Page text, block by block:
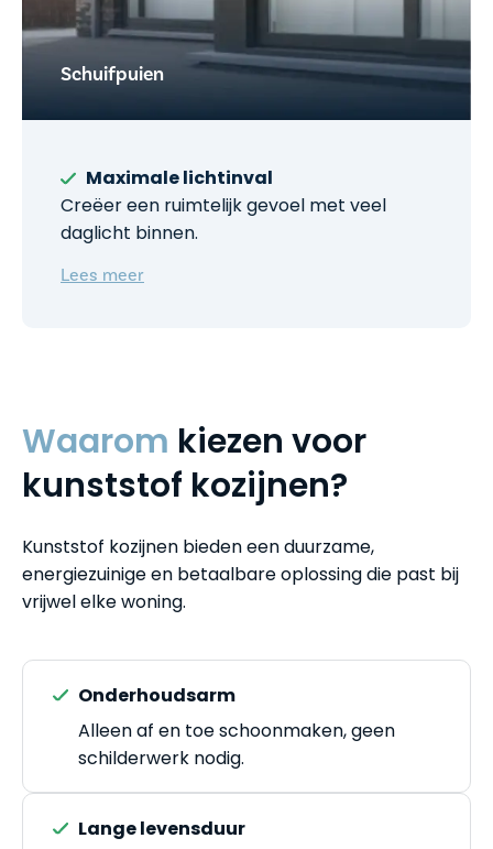
Schuifpuien
Maximale lichtinval
Creëer een ruimtelijk gevoel met veel
daglicht binnen.
Lees meer
Waarom kiezen voor
kunststof kozijnen?
Kunststof kozijnen bieden een duurzame,
energiezuinige en betaalbare oplossing die past bij
vrijwel elke woning.
Onderhoudsarm
Alleen af en toe schoonmaken, geen
schilderwerk nodig.
Lange levensduur